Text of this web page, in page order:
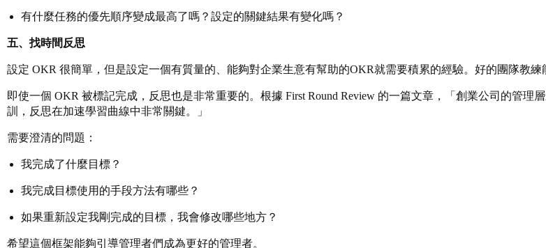
有什麼任務的優先順序變成最高了嗎？設定的關鍵結果有變化嗎？
五、找時間反思
設定 OKR 很簡單，但是設定一個有質量的、能夠對企業生意有幫助的OKR就需要積累的經驗。好的團隊教練
即使一個 OKR 被標記完成，反思也是非常重要的。根據 First Round Review 的一篇文章，「創業公司的管
訓，反思在加速學習曲線中非常關鍵。」
需要澄清的問題：
我完成了什麼目標？
我完成目標使用的手段方法有哪些？
如果重新設定我剛完成的目標，我會修改哪些地方？
希望這個框架能夠引導管理者們成為更好的管理者。